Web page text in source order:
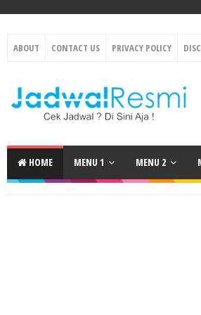
ABOUT CONTACT US PRIVACY POLICY
HOME MENU 1 MENU 2